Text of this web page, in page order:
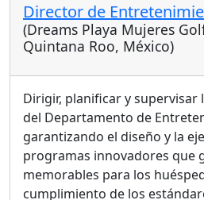
Director de
(Dreams Playa Mujeres
Quintana Roo, México)
Dirigir, planificar y
del Departamento de
garantizando el diseño y la
programas innovadores que
memorables para los
cumplimiento de los